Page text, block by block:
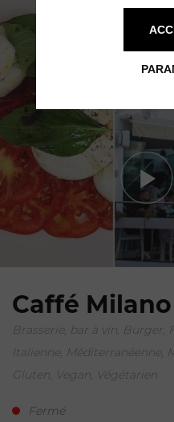
Caffé
Brasserie, bar à vin, Burger,
Italienne, Méditerranéenne,
Gluten, Vegan, Végétarien
Fermé